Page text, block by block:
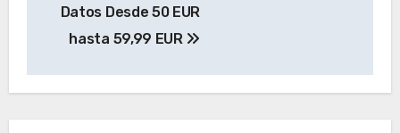
Datos Desde 50 EUR
hasta 59,99 EUR